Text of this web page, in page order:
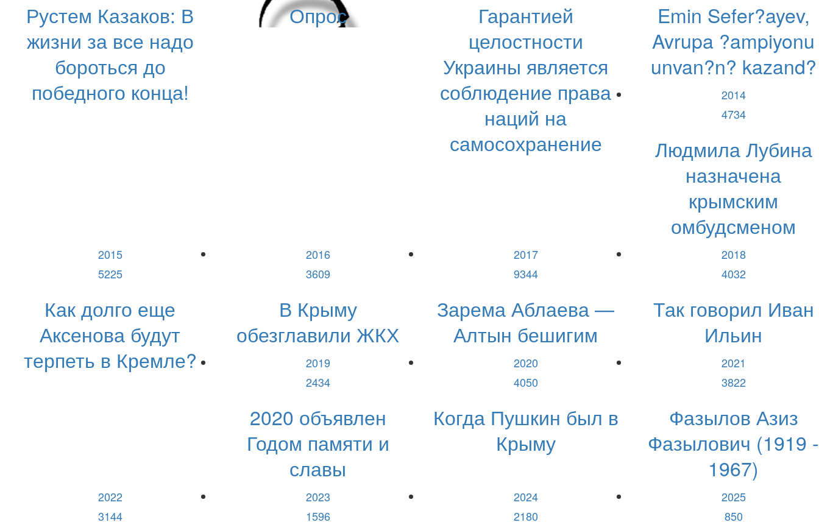
Рустем Казаков: В
жизни за все надо
бороться до
победного конца!
Опрос
Гарантией
целостности
Украины является
соблюдение права
наций на
самосохранение
Emin Sefer?ayev,
Avrupa ?ampiyonu
unvan?n? kazand?
2014
4734
Людмила Лубина
назначена
крымским
омбудсменом
2015
5225
Как долго еще
Аксенова будут
терпеть в Кремле?
2016
3609
В Крыму
обезглавили ЖКХ
2017
9344
Зарема Аблаева —
Алтын бешигим
2018
4032
Так говорил Иван
Ильин
2019
2434
2020 объявлен
Годом памяти и
славы
2020
4050
Когда Пушкин был в
Крыму
2021
3822
Фазылов Азиз
Фазылович (1919 -
1967)
2022
3144
2023
1596
2024
2180
2025
850